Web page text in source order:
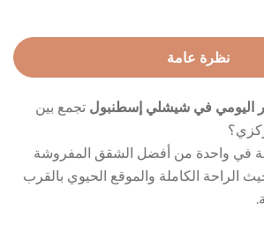
نظرة عامة
اليومي في شيشلي إسطنبولتجمع بين
في واحدة من أفضل الشقق المفروشة
الكاملة والموقع الحيوي بالقرب